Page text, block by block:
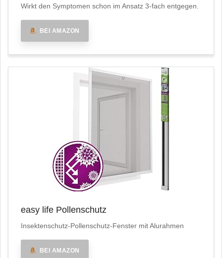
Wirkt den Symptomen schon im Ansatz 3-fach entgegen.
BEI AMAZON
easy life Pollenschutz
Insektenschutz-Pollenschutz-Fenster mit Alurahmen
BEI AMAZON